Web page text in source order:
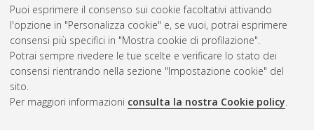
Puoi esprimere il consenso sui cookie facoltativi attivando
l'opzione in "Personalizza cookie" e, se vuoi, potrai esprimere
consensi più specifici in "Mostra cookie di profilazione".
Potrai sempre rivedere le tue scelte e verificare lo stato dei
consensi rientrando nella sezione "Impostazione cookie" del
sito.
Per maggiori informazioni consulta la nostra Cookie policy.
Rss 1.0
Rss 2.0
ISSN: 2038-7946